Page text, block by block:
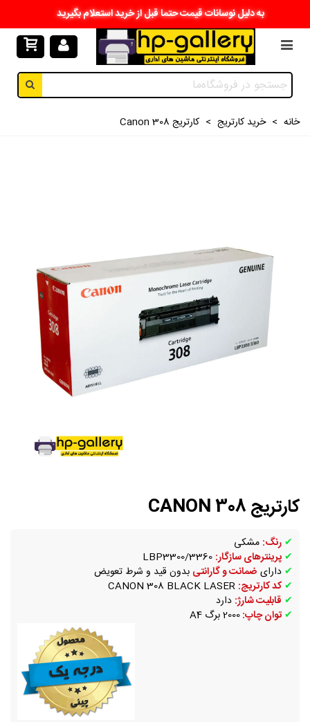
به دلیل نوسانات قیمت حتما قبل از خرید استعلام بگیرید
خانه > خرید کارتریج > کارتریج Canon 308
کارتریج CANON 308
✔ رنگ: مشکی
✔ پرینترهای سازگار:
✔ دارای ضمانت و گارانتی بدون قید و شرط تعویض
✔ کد کارتریج:
✔ قابلیت شارژ: دارد
✔ توان چاپ:2000 برگ A4